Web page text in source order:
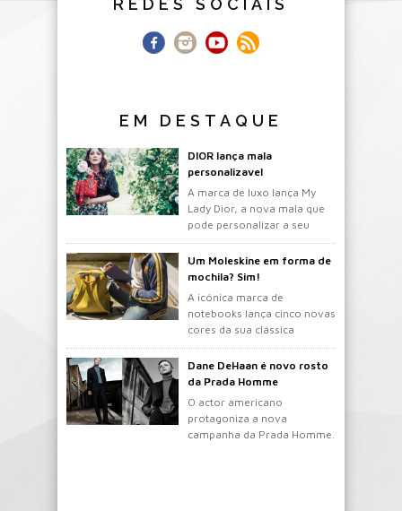
EM DESTAQUE
DIOR lança mala
personalizavel
A marca de luxo lança My
Lady Dior, a nova mala que
pode personalizar a seu
gosto.
Um Moleskine em forma de
mochila? Sim!
A icónica marca de
notebooks lança cinco novas
cores da sua clássica
mochila.
Dane DeHaan é novo rosto
da Prada Homme
O actor americano
protagoniza a nova
campanha da Prada Homme.